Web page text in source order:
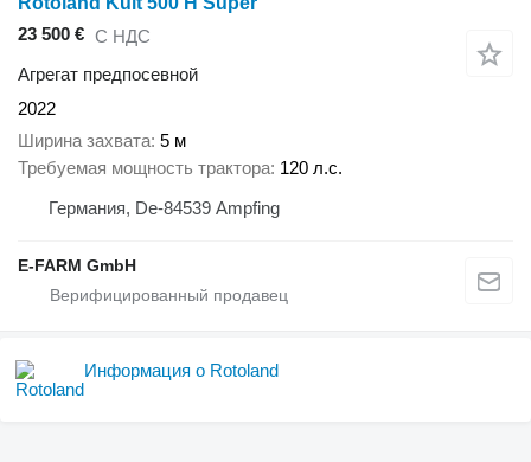
23 500 € С НДС
Агрегат предпосевной
2022
Ширина захвата 5 м
Требуемая мощность трактора 120 л.с.
Германия, De-84539 Ampfing
E-FARM GmbH
Информация о Rotoland